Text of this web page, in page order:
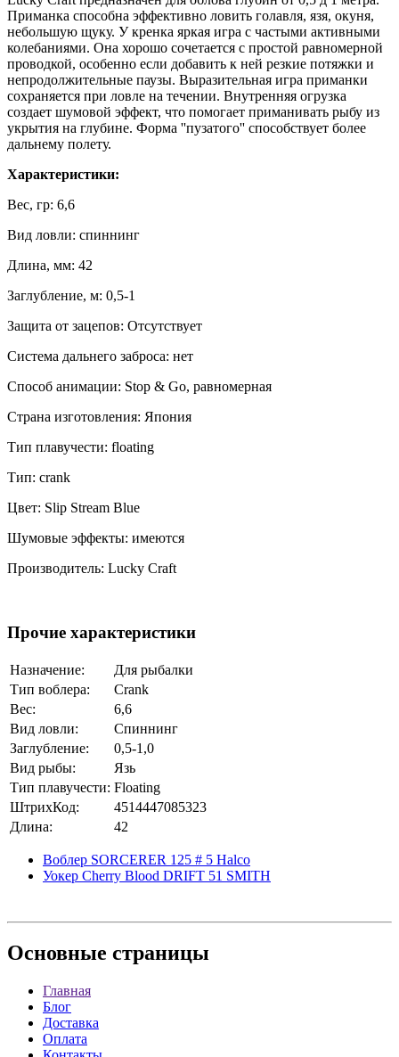
Приманка способна эффективно ловить голавля, язя, окуня,
небольшую щуку. У кренка яркая игра с частыми активными
колебаниями. Она хорошо сочетается с простой равномерной
проводкой, особенно если добавить к ней резкие потяжки и
непродолжительные паузы. Выразительная игра приманки
сохраняется при ловле на течении. Внутренняя огрузка
создает шумовой эффект, что помогает приманивать рыбу из
укрытия на глубине. Форма ''пузатого'' способствует более
дальнему полету.
Характеристики:
Вес, гр: 6,6
Вид ловли: спиннинг
Длина, мм: 42
Заглубление, м: 0,5-1
Защита от зацепов: Отсутствует
Система дальнего заброса: нет
Способ анимации: Stop & Go, равномерная
Страна изготовления: Япония
Тип плавучести: floating
Тип: crank
Цвет: Slip Stream Blue
Шумовые эффекты: имеются
Производитель: Lucky Craft
Прочие характеристики
Назначение:
Для рыбалки
Тип воблера:
Crank
Вес:
6,6
Вид ловли:
Спиннинг
Заглубление:
0,5-1,0
Вид рыбы:
Язь
Тип плавучести: Floating
ШтрихКод:
4514447085323
Длина:
42
Воблер SORCERER 125 # 5 Halco
Уокер Cherry Blood DRIFT 51 SMITH
Основные страницы
Главная
Блог
Доставка
Оплата